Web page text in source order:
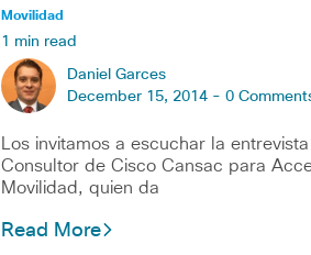
Movilidad
1 min read
Daniel Garces
December 15, 2014 - 0
Los invitamos a escuchar la
Consultor de Cisco Cansac para
Movilidad, quien da
Read More